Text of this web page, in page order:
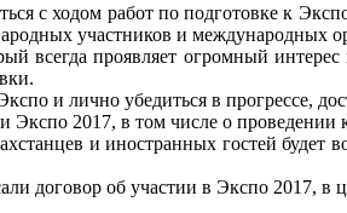
с ходом работ по подготовке к
участников и международных
всегда проявляет огромный
и лично убедиться в прогрессе,
2017, в том числе о проведении
и иностранных гостей будет
договор об участии в Экспо 2017, в